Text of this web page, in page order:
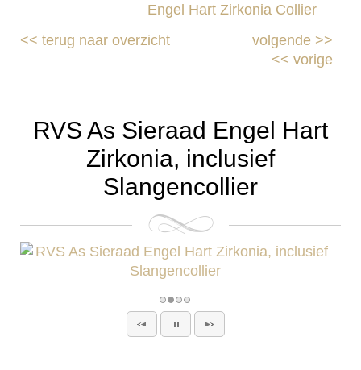
Engel Hart Zirkonia Collier
<<terug naar overzicht volgende>>
<< vorige
RVS As Sieraad Engel Hart
Zirkonia, inclusief
Slangencollier